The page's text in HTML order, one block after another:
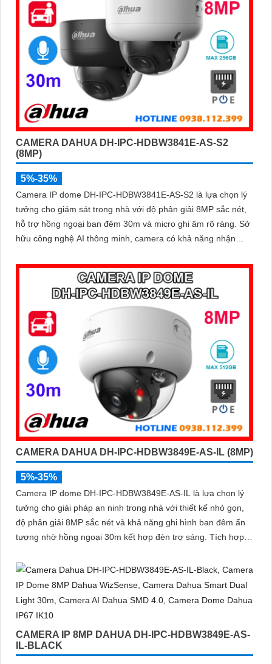
CAMERA DAHUA DH-IPC-HDBW3841E-AS-S2
(8MP)
5%-35%
Camera IP dome DH-IPC-HDBW3841E-AS-S2 là lựa chọn lý
tưởng cho giám sát trong nhà với độ phân giải 8MP sắc nét,
hỗ trợ hồng ngoại ban đêm 30m và micro ghi âm rõ ràng. Sở
hữu công nghệ AI thông minh, camera có khả năng nhận
tăng độ chính xác trong cảnh báo an ninh
CAMERA DAHUA DH-IPC-HDBW3849E-AS-IL (8MP)
5%-35%
Camera IP dome DH-IPC-HDBW3849E-AS-IL là lựa chọn lý
tưởng cho giải pháp an ninh trong nhà với thiết kế nhỏ gọn,
độ phân giải 8MP sắc nét và khả năng ghi hình ban đêm ấn
tượng nhờ hồng ngoại 30m kết hợp đèn trợ sáng. Tích hợp
thông minh giúp phân biệt chính xác người và phương tiện hỗ
trợ POE, giảm thiểu báo động giả hiệu quả
CAMERA IP 8MP DAHUA DH-IPC-HDBW3849E-AS-
IL-BLACK